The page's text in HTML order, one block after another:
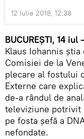
12 Iulie 2018, 12:38
BUCUREŞTI, 14
Klaus Iohannis
Comisiei de la
plecare al fostului
Externe care
de-a rândul de
televiziune potrivit
pe fosta şefă a
nefondate.